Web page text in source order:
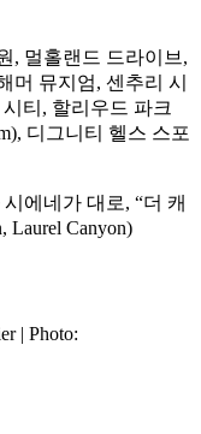
, 멀홀랜드 드라이브,
머 뮤지엄, 센추리 시
티, 할리우드 파크
디그니티 헬스 스포
에네가 대로, “더 캐
Laurel Canyon)
| Photo: